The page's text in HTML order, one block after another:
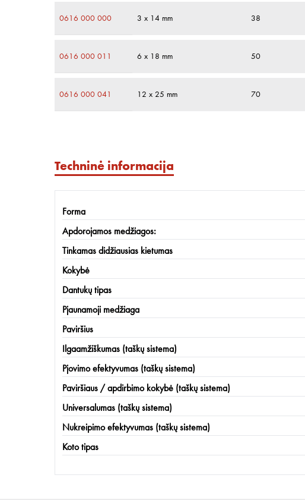
0616 000 000 3 x 14 mm 38
0616 000 011 6 x 18 mm 50
0616 000 041 12 x 25 mm 70
Techninė informacija
Forma
Apdorojamos medžiagos:
Tinkamas didžiausias kietumas
Kokybė
Dantukų tipas
Pjaunamoji medžiaga
Paviršius
Ilgaamžiškumas (taškų sistema)
Pjovimo efektyvumas (taškų sistema)
Paviršiaus / apdirbimo kokybė (taškų sistema)
Universalumas (taškų sistema)
Nukreipimo efektyvumas (taškų sistema)
Koto tipas